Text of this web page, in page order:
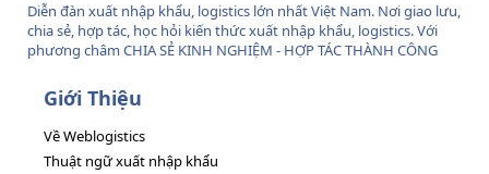
Diễn đàn xuất nhập khẩu, logistics lớn nhất Việt Nam. Nơi giao lưu,
chia sẻ, hợp tác, học hỏi kiến thức xuất nhập khẩu, logistics. Với
phương châm CHIA SẺ KINH NGHIỆM - HỢP TÁC THÀNH CÔNG
Giới Thiệu
Về Weblogistics
Thuật ngữ xuất nhập khẩu